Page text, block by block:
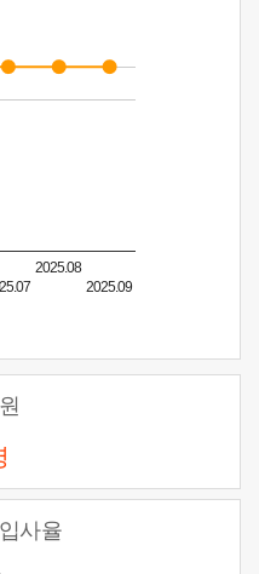
2025.08
2025.09
사율